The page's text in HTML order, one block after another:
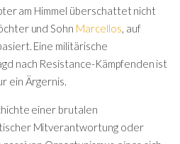
am Himmel überschattet nicht
und Sohn Marcellos , auf
Eine militärische
nach Resistance-Kämpfenden ist
ein Ärgernis.
einer brutalen
Mitverantwortung oder